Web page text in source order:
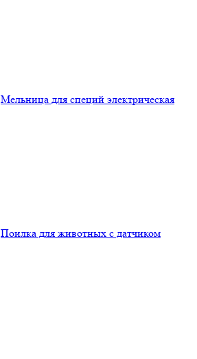
Мельница для специй электрическая
Поилка для животных с датчиком